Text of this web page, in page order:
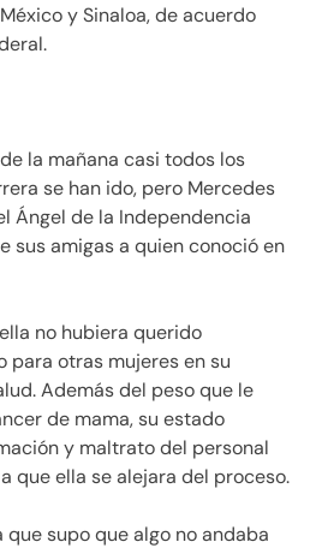
y Sinaloa, de acuerdo
la mañana casi todos los
se han ido, pero Mercedes
Ángel de la Independencia
sus amigas a quien conoció en
no hubiera querido
para otras mujeres en su
Además del peso que le
de mama, su estado
y maltrato del personal
que ella se alejara del proceso.
supo que algo no andaba